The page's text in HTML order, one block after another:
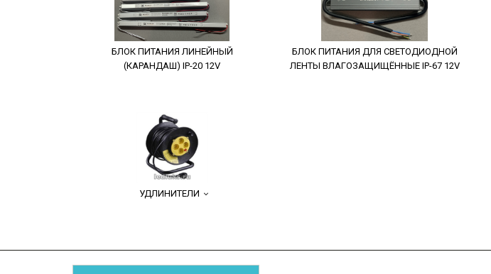
БЛОК ПИТАНИЯ ЛИНЕЙНЫЙ
(КАРАНДАШ) IP-20 12V
БЛОК ПИТАНИЯ ДЛЯ СВЕТОДИОДНОЙ
ЛЕНТЫ ВЛАГОЗАЩИЩЁННЫЕ IP-67 12V
УДЛИНИТЕЛИ